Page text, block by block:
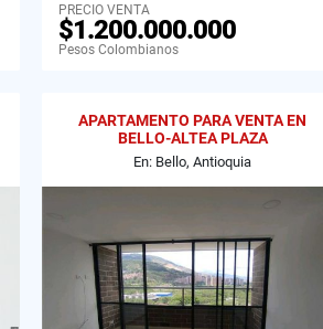
PRECIO VENTA
$1.200.000.000
Pesos Colombianos
APARTAMENTO PARA VENTA EN
BELLO-ALTEA PLAZA
En: Bello, Antioquia